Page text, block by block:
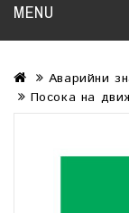
MENU
Аварийни
Посока на